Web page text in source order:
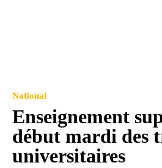
National
Enseignement
début mardi des
universitaires